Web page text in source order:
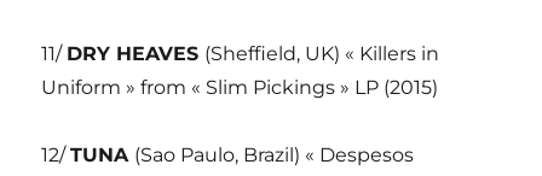
11/ DRY HEAVES (Sheffield, UK) « Killers in
Uniform » from « Slim Pickings » LP (2015)
12/TUNA (Sao Paulo, Brazil) « Despesos